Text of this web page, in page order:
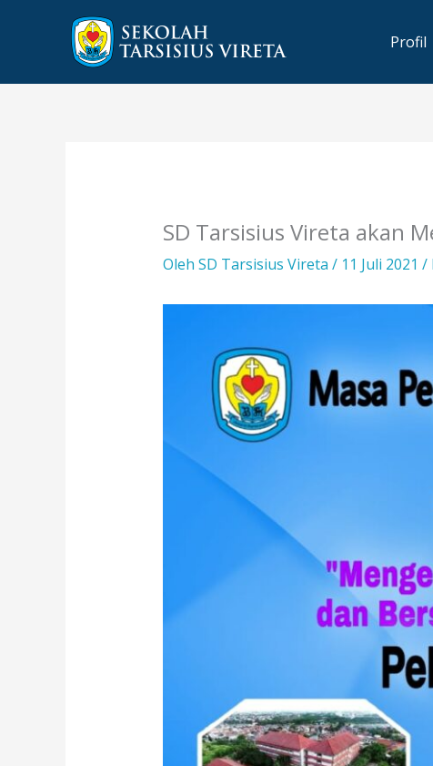
Profil
SD Tarsisius Vireta akan
Oleh SD Tarsisius Vireta / 11 Juli 2021 /